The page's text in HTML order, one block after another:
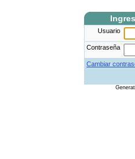
Usuario
Contraseña
Cambiar